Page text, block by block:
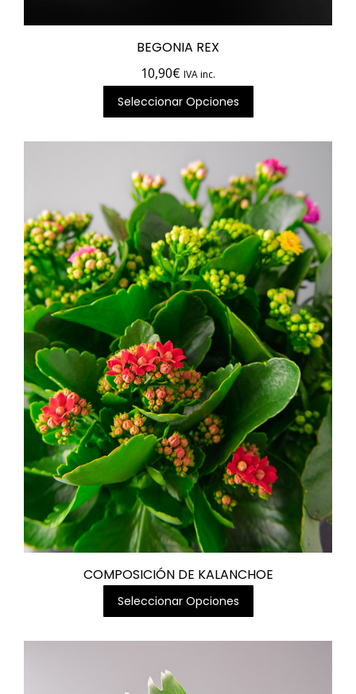
BEGONIA REX
10,90€ IVA inc.
Seleccionar Opciones
COMPOSICIÓN DE KALANCHOE
Seleccionar Opciones